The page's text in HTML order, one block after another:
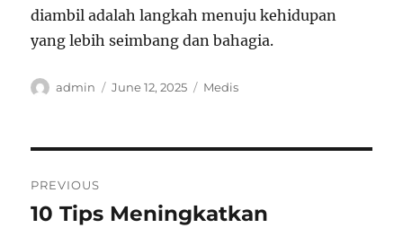
diambil adalah langkah menuju kehidupan
yang lebih seimbang dan bahagia.
Author
admin
Posted
June 12, 2025 Categories
Medis
navigation
PREVIOUS
Previous
10 Tips Meningkatkan